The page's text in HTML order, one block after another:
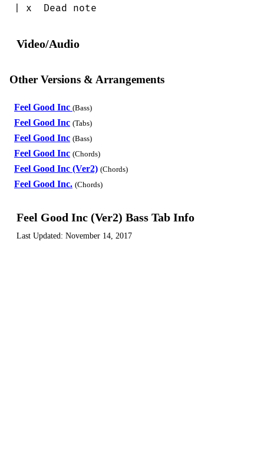
| x  Dead note
Video/Audio
Other Versions & Arrangements
Feel Good Inc (Bass)
Feel Good Inc (Tabs)
Feel Good Inc (Bass)
Feel Good Inc (Chords)
Feel Good Inc (Ver2) (Chords)
Feel Good Inc. (Chords)
Feel Good Inc (Ver2) Bass Tab Info
Last Updated: November 14, 2017